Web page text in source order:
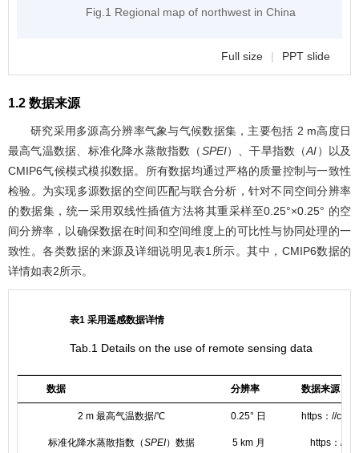
Fig.1 Regional map of northwest in China
Full size | PPT slide
1.2 数据来源
研究采用多源高分辨率气象与气候数据集，主要包括 2 m高度日
最高气温数据、标准化降水蒸散指数（SPEI）、干旱指数（AI）以及
CMIP6气候模式模拟数据。所有数据均通过严格的质量控制与一致性
检验。为实现多源数据的空间匹配与联合分析，针对不同空间分辨率
的数据集，统一采用双线性插值方法将其重采样至0.25°×0.25° 的空
间分辨率，以确保数据在时间和空间维度上的可比性与协同处理的一
致性。各类数据的来源及详细说明见表1 所示。其中，CMIP6数据的
详情如表2所示。
表1 采用遥感数据详情
Tab.1 Details on the use of remote sensing data
数据 分辨率 数据来源
2 m 最高气温数据/℃ 0.25° 日 https：//
标准化降水蒸散指数（SPEI）数据 5 km 月 https：//